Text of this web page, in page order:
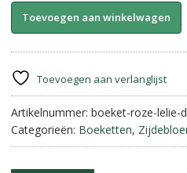
Compleet
zijdeboeket-
Dahlia
&
Lelie.
aantal
Toevoegen aan winkelwagen
n
a
t
i
Toevoegen aan verlanglijst
Artikelnummer: boeket-roze-lelie-
Categorieën: Boeketten,